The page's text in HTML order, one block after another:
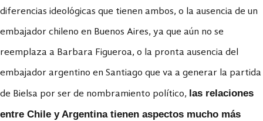
diferencias ideológicas que tienen ambos, o la ausencia de un
embajador chileno en Buenos Aires, ya que aún no se
reemplaza a Barbara Figueroa, o la pronta ausencia del
embajador argentino en Santiago que va a generar la partida
de Bielsa por ser de nombramiento político, las relaciones
entre Chile y Argentina tienen aspectos mucho más